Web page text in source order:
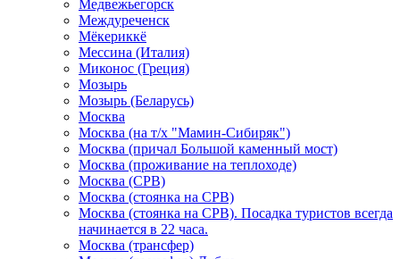
Медвежьегорск
Междуреченск
Мёкериккё
Мессина (Италия)
Миконос (Греция)
Мозырь
Мозырь (Беларусь)
Москва
Москва (на т/х "Мамин-Сибиряк")
Москва (причал Большой каменный мост)
Москва (проживание на теплоходе)
Москва (СРВ)
Москва (стоянка на СРВ)
Москва (стоянка на СРВ). Посадка туристов всегда
начинается в 22 часа.
Москва (трансфер)